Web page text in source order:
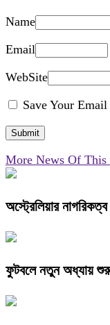
Name
Email
WebSite
Save Your
More News Of This
অস্ট্রেলিয়ার
ফুটবলে নতুন অধ্যায় শুরু